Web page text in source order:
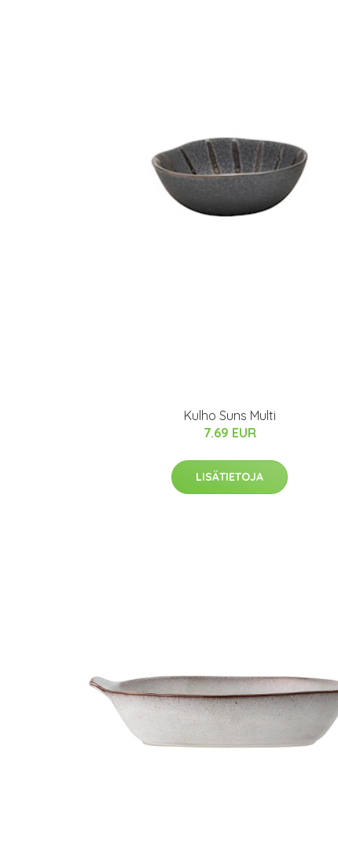
Kulho Suns Multi
7.69 EUR
LISÄTIETOJA